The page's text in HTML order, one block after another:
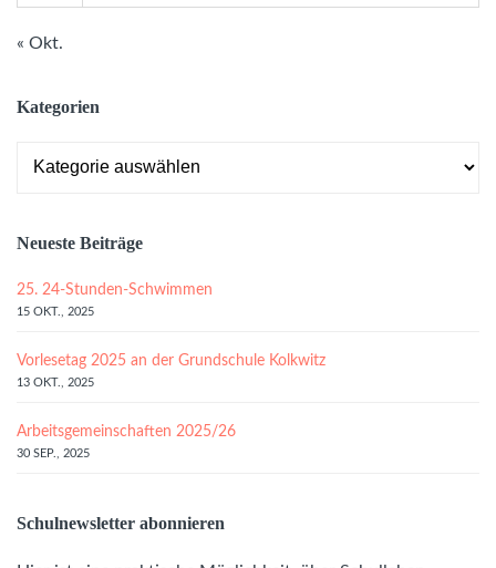
« Okt.
Kategorien
Neueste Beiträge
25. 24-Stunden-Schwimmen
15 OKT., 2025
Vorlesetag 2025 an der Grundschule Kolkwitz
13 OKT., 2025
Arbeitsgemeinschaften 2025/26
30 SEP., 2025
Schulnewsletter abonnieren